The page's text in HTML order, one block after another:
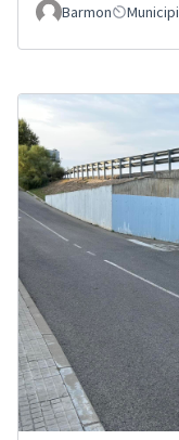
Barmon
Municipi